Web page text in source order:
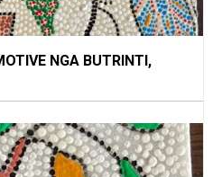
NGA BUTRINTI,